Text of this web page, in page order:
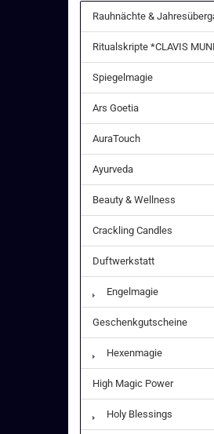
Rauhnächte &
Ritualskripte *CLAVIS
Spiegelmagie
Ars Goetia
AuraTouch
Ayurveda
Beauty & Wellness
Crackling Candles
Duftwerkstatt
Engelmagie
Geschenkgutscheine
Hexenmagie
High Magic Power
Holy Blessings